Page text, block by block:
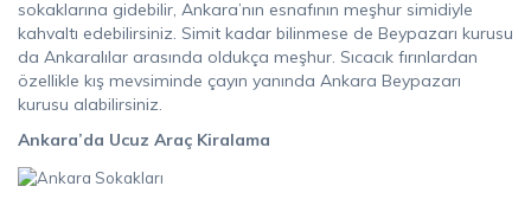
sokaklarına gidebilir, Ankara’nın esnafının meşhur simidiyle
kahvaltı edebilirsiniz. Simit kadar bilinmese de Beypazarı kurusu
da Ankaralılar arasında oldukça meşhur. Sıcacık fırınlardan
özellikle kış mevsiminde çayın yanında Ankara Beypazarı
kurusu alabilirsiniz.
Ankara’da Ucuz Araç Kiralama